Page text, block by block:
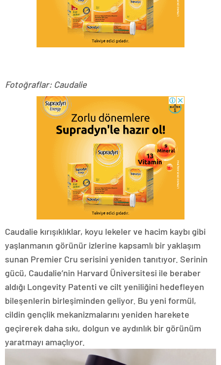
Fotoğraflar: Caudalie
Caudalie kırışıklıklar, koyu lekeler ve hacim kaybı gibi
yaşlanmanın görünür izlerine kapsamlı bir yaklaşım
sunan Premier Cru serisini yeniden tanıtıyor. Serinin
gücü, Caudalie’nin Harvard Üniversitesi ile beraber
aldığı Longevity Patenti ve cilt yeniliğini hedefleyen
bileşenlerin birleşiminden geliyor. Bu yeni formül,
cildin gençlik mekanizmalarını yeniden harekete
geçirerek daha sıkı, dolgun ve aydınlık bir görünüm
yaratmayı amaçlıyor.